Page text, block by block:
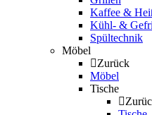
Kaffee &
Kühl- &
Spültechnik
Möbel
Zurück
Möbel
Tische